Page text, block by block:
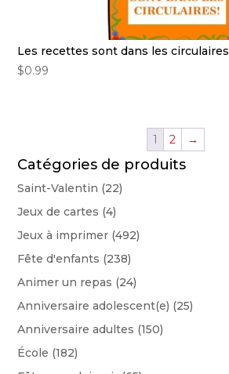
Les recettes sont dans les circulaires
$0.99
1 2 →
Catégories de produits
Saint-Valentin (22)
Jeux de cartes (4)
Jeux à imprimer (492)
Fête d'enfants (238)
Animer un repas (24)
Anniversaire adolescent(e) (25)
Anniversaire adultes (150)
École (182)